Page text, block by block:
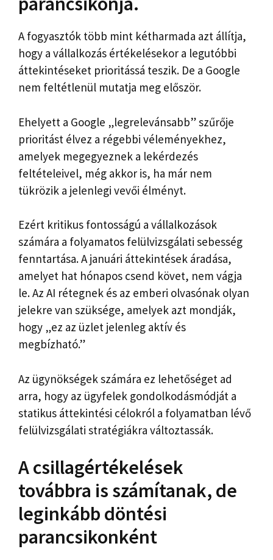
A fogyasztók több mint kétharmada azt állítja,
hogy a vállalkozás értékelésekor a legutóbbi
áttekintéseket prioritássá teszik. De a Google
nem feltétlenül mutatja meg először.
Ehelyett a Google „legrelevánsabb” szűrője
prioritást élvez a régebbi véleményekhez,
amelyek megegyeznek a lekérdezés
feltételeivel, még akkor is, ha már nem
tükrözik a jelenlegi vevői élményt.
Ezért kritikus fontosságú a vállalkozások
számára a folyamatos felülvizsgálati sebesség
fenntartása. A januári áttekintések áradása,
amelyet hat hónapos csend követ, nem vágja
le. Az AI rétegnek és az emberi olvasónak olyan
jelekre van szüksége, amelyek azt mondják,
hogy „ez az üzlet jelenleg aktív és
megbízható.”
Az ügynökségek számára ez lehetőséget ad
arra, hogy az ügyfelek gondolkodásmódját a
statikus áttekintési célokról a folyamatban lévő
felülvizsgálati stratégiákra változtassák.
A csillagértékelések
továbbra is számítanak, de
leginkább döntési
parancsikonként